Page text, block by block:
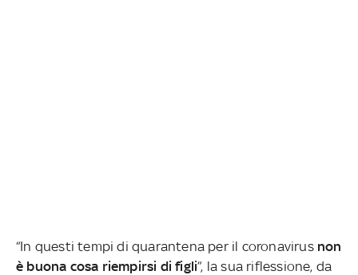
“In questi tempi di quarantena per il coronavirus non
è buona cosa riempirsi di figli”, la sua riflessione, da